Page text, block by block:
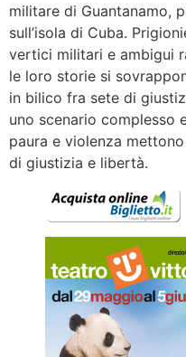
militare di Guantanamo,
sull’isola di Cuba.
vertici militari e ambigui
le loro storie si
in bilico fra sete di
uno scenario complesso
paura e violenza
di giustizia e libertà.